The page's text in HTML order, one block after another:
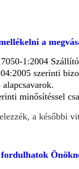
a
1:2004
szerinti
minősítéssel
a későbbi